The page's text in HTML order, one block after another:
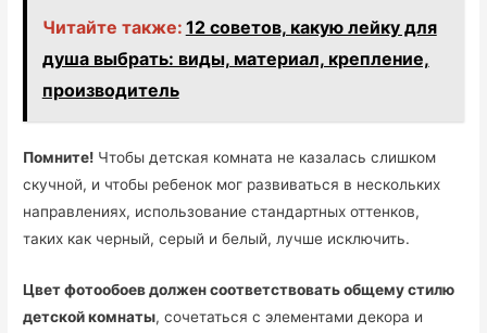
Читайте также: 12 советов, какую лейку для
душа выбрать: виды, материал, крепление,
производитель
Помните! Чтобы детская комната не казалась слишком
скучной, и чтобы ребенок мог развиваться в нескольких
направлениях, использование стандартных оттенков,
таких как черный, серый и белый, лучше исключить.
Цвет фотообоев должен соответствовать общему стилю
детской комнаты, сочетаться с элементами декора и